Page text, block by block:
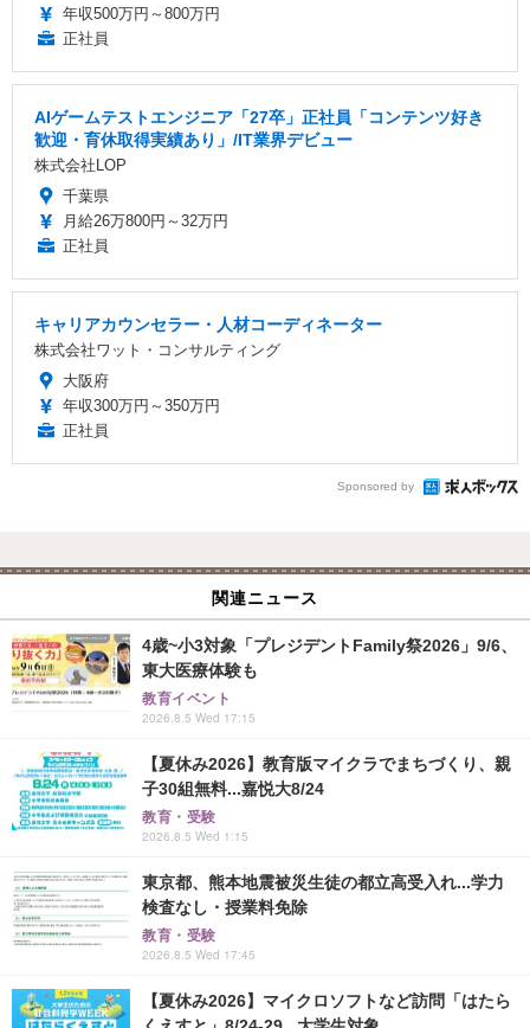
年収500万円～800万円
正社員
AIゲームテストエンジニア「27卒」正社員「コンテンツ好き
歓迎・育休取得実績あり」/IT業界デビュー
株式会社LOP
千葉県
月給26万800円～32万円
正社員
キャリアカウンセラー・人材コーディネーター
株式会社ワット・コンサルティング
大阪府
年収300万円～350万円
正社員
Sponsored by
関連ニュース
4歳~小3対象「プレジデントFamily祭2026」9/6、
東大医療体験も
教育イベント
2026.8.5 Wed 17:15
【夏休み2026】教育版マイクラでまちづくり、親
子30組無料...嘉悦大8/24
教育・受験
2026.8.5 Wed 1:15
東京都、熊本地震被災生徒の都立高受入れ...学力
検査なし・授業料免除
教育・受験
2026.8.5 Wed 17:45
【夏休み2026】マイクロソフトなど訪問「はたら